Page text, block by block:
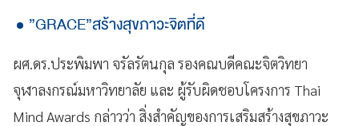
”GRACE”สร้างสุขภาวะจิตที่ดี
ผศ.ดร.ประพิมพา จรัลรัตนกุล รองคณบดีคณะจิตวิทยา
จุฬาลงกรณ์มหาวิทยาลัย และ ผู้รับผิดชอบโครงการ Thai
Mind Awards กล่าวว่า สิ่งสำคัญของการเสริมสร้างสุขภาวะ